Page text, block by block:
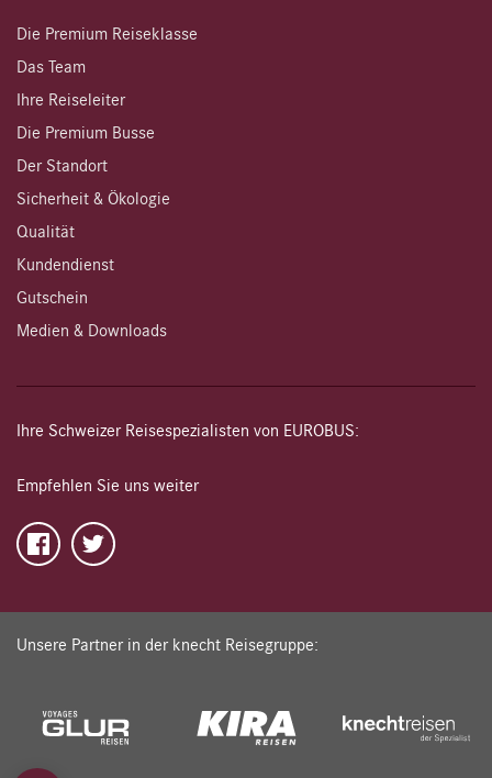
Die Premium Reiseklasse
Das Team
Ihre Reiseleiter
Die Premium Busse
Der Standort
Sicherheit & Ökologie
Qualität
Kundendienst
Gutschein
Medien & Downloads
Ihre Schweizer Reisespezialisten von EUROBUS:
Empfehlen Sie uns weiter
Unsere Partner in der knecht Reisegruppe: